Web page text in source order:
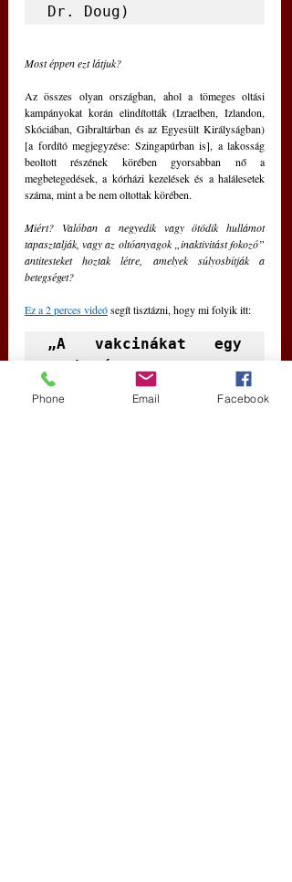
Dr. Doug)
Most éppen ezt látjuk?
Az összes olyan országban, ahol a tömeges oltási
kampányokat korán elindították (Izraelben, Izlandon,
Skóciában, Gibraltárban és az Egyesült Királyságban)
[a fordító megjegyzése: Szingapúrban is], a lakosság
beoltott részének körében gyorsabban nő a
megbetegedések, a kórházi kezelések és a halálesetek
száma, mint a be nem oltottak körében.
Miért? Valóban a negyedik vagy ötödik hullámot
tapasztalják, vagy az oltóanyagok „inaktivitást fokozó”
antitesteket hoztak létre, amelyek súlyosbítják a
betegséget?
Ez a 2 perces videó segít tisztázni, hogy mi folyik itt:
„A vakcinákat egy
meghatározott
változatra készítik.
Phone Email Facebook